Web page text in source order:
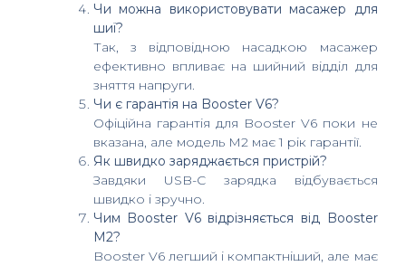
Чи можна використовувати масажер для
шиї?
Так, з відповідною насадкою масажер
ефективно впливає на шийний відділ для
зняття напруги.
Чи є гарантія на Booster V6?
Офіційна гарантія для Booster V6 поки не
вказана, але модель M2 має 1 рік гарантії.
Як швидко заряджається пристрій?
Завдяки USB-C зарядка відбувається
швидко і зручно.
Чим Booster V6 відрізняється від Booster
M2?
Booster V6 легший і компактніший, але має